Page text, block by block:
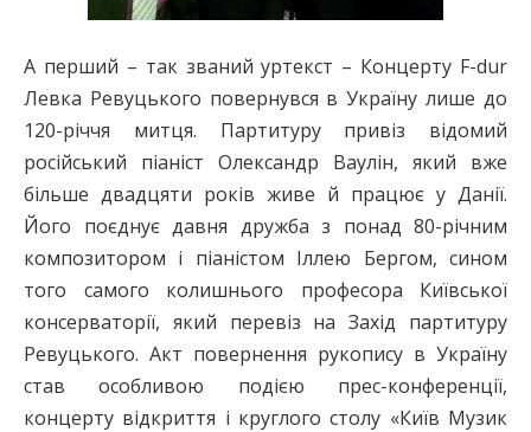
А перший – так званий уртекст – Концерту F-dur
Левка Ревуцького повернувся в Україну лише до
120-річчя митця. Партитуру привіз відомий
російський піаніст Олександр Ваулін, який вже
більше двадцяти років живе й працює у Данії.
Його поєднує давня дружба з понад 80-річним
композитором і піаністом Іллею Бергом, сином
того самого колишнього професора Київської
консерваторії, який перевіз на Захід партитуру
Ревуцького. Акт повернення рукопису в Україну
став особливою подією прес-конференції,
концерту відкриття і круглого столу «Київ Музик